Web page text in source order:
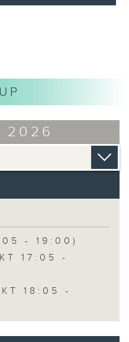
2026
- 19:00)
17:05 -
18:05 -